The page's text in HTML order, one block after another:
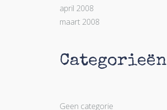
april 2008
maart 2008
Categorieën
Geen categorie